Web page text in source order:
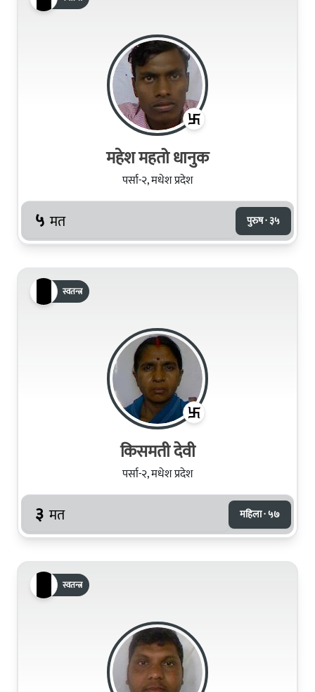
महेश महतो धानुक
पर्सा-२, मधेश प्रदेश
५ मत पुरुष · ३५
स्वतन्त्र
किसमती देवी
पर्सा-२, मधेश प्रदेश
३ मत महिला · ५७
स्वतन्त्र